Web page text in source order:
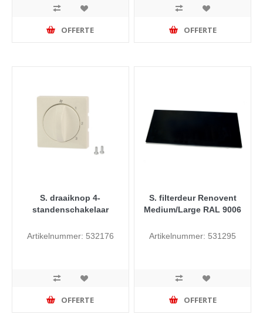
OFFERTE OFFERTE
S. draaiknop 4-
standenschakelaar
Artikelnummer: 532176
OFFERTE
S. filterdeur Renovent
Medium/Large RAL 9006
Artikelnummer: 531295
OFFERTE